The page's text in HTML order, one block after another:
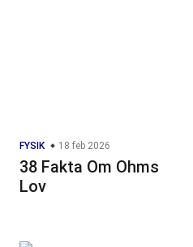
FYSIK 18 feb 2026
38 Fakta Om Ohms
Lov